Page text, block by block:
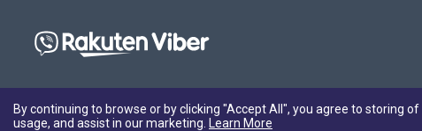
By continuing to browse or by clicking "Accept All", you agree to storing
usage, and assist in our marketing. Learn More